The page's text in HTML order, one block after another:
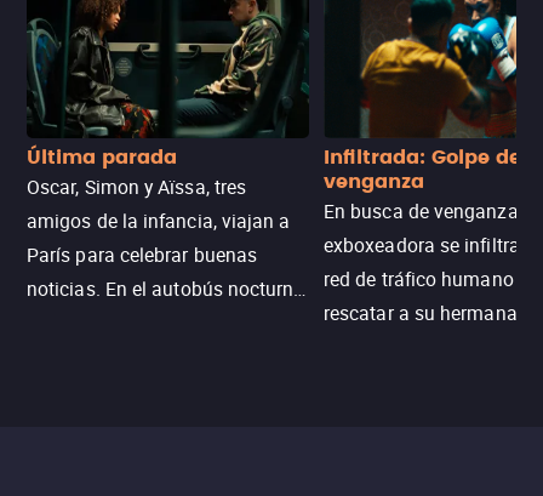
Última parada
Oscar, Simon y Aïssa, tres
amigos de la infancia, viajan a
París para celebrar buenas
noticias. En el autobús nocturno
Infiltrada: Golpe de
venganza
En busca de venganza,
exboxeadora se infiltra
red de tráfico humano
rescatar a su hermana